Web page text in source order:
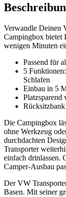
Verwandle Deinen
Campingbox bietet
wenigen Minuten
Passend für
5
Schlafen
Einbau in 5
Platzsparend
Die Campingbox
ohne Werkzeug
durchdachten
Transporter
einfach drinlassen.
Camper-Ausbau
Der VW
Basen. Mit seiner